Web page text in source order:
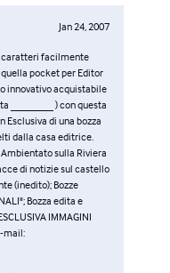
Jan 24, 2007
caratteri facilmente
pocket per Editor
innovativo acquistabile
________ ) con questa
di una bozza
dalla casa editrice.
sulla Riviera
di notizie sul castello
(inedito); Bozze
Bozza edita e
IMMAGINI
mail: